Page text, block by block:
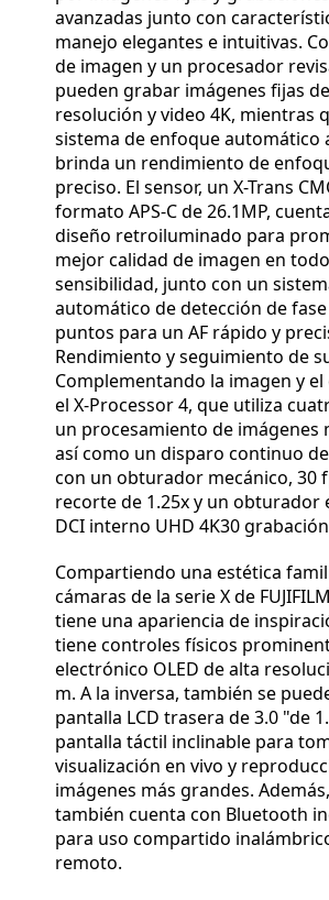
avanzadas junto con
manejo elegantes e intuitivas.
de imagen y un procesador
pueden grabar imágenes fijas
resolución y video 4K, mientras
sistema de enfoque automático
brinda un rendimiento de
preciso. El sensor, un X-Trans
formato APS-C de 26.1MP,
diseño retroiluminado para
mejor calidad de imagen en
sensibilidad, junto con un
automático de detección de
puntos para un AF rápido y
Rendimiento y seguimiento de
Complementando la imagen y
el X-Processor 4, que utiliza
un procesamiento de imágenes
así como un disparo continuo
con un obturador mecánico, 30
recorte de 1.25x y un obturador
DCI interno UHD 4K30
Compartiendo una estética
cámaras de la serie X de
tiene una apariencia de
tiene controles físicos
electrónico OLED de alta
m. A la inversa, también se
pantalla LCD trasera de 3.0 "de
pantalla táctil inclinable para
visualización en vivo y
imágenes más grandes.
también cuenta con Bluetooth
para uso compartido
remoto.